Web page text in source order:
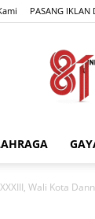
PASANG IKLAN
Wali Kota